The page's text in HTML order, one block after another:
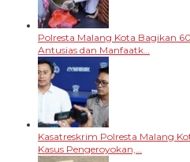
Polresta Malang Kota Bagikan
Antusias dan Manfaatk…
Kasatreskrim Polresta Malang
Kasus Pengeroyokan,…